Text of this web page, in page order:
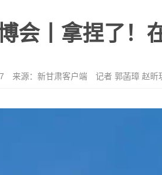
会丨拿捏了！
来源：新甘肃客户端 记者 郭菡璋 赵昕